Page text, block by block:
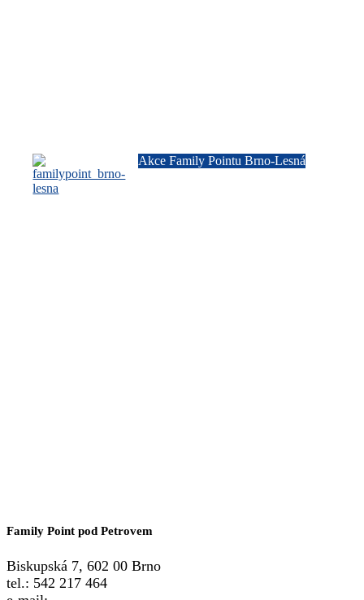
Akce Family Pointu Brno-Lesná
Family Point pod Petrovem
Biskupská 7, 602 00 Brno
tel.: 542 217 464